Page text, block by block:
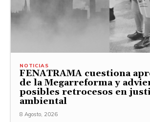
NOTICIAS
FENATRAMA cuestiona
de la Megarreforma y
posibles retrocesos en
ambiental
8 Agosto, 2026